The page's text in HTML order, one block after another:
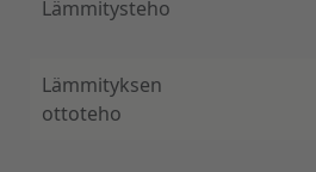
Lämmitysteho
Lämmityksen
ottoteho